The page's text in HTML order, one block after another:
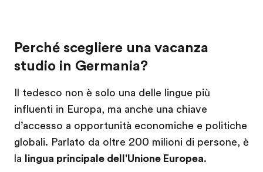
Perché scegliere una vacanza
studio in Germania?
Il tedesco non è solo una delle lingue più
influenti in Europa, ma anche una chiave
d’accesso a opportunità economiche e politiche
globali. Parlato da oltre 200 milioni di persone, è
la lingua principale dell'Unione Europea.